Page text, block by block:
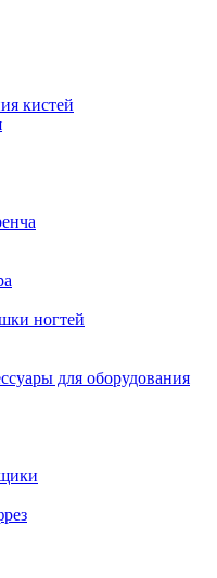
кистей
ногтей
для оборудования